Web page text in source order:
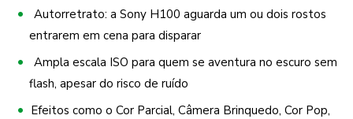
Autorretrato: a Sony H100 aguarda um ou dois rostos
entrarem em cena para disparar
Ampla escala ISO para quem se aventura no escuro sem
flash, apesar do risco de ruído
Efeitos como o Cor Parcial, Câmera Brinquedo, Cor Pop,